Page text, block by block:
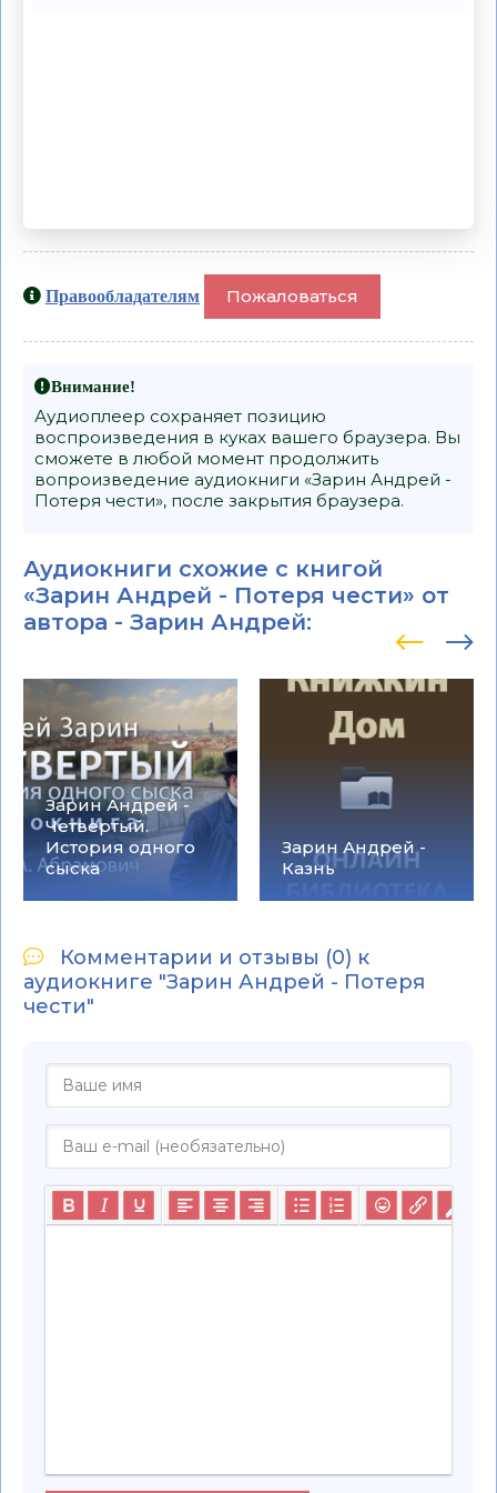
Правообладателям Пожаловаться
Внимание!
Аудиоплеер сохраняет позицию
воспроизведения в куках вашего браузера. Вы
сможете в любой момент продолжить
вопроизведение аудиокниги «Зарин Андрей -
Потеря чести», после закрытия браузера.
Аудиокниги схожие с книгой
«Зарин Андрей - Потеря чести» от
автора - Зарин Андрей:
Зарин Андрей -
Четвертый.
История одного
сыска
Зарин Андрей -
Казнь
Комментарии и отзывы (0) к
аудиокниге "Зарин Андрей - Потеря
чести"